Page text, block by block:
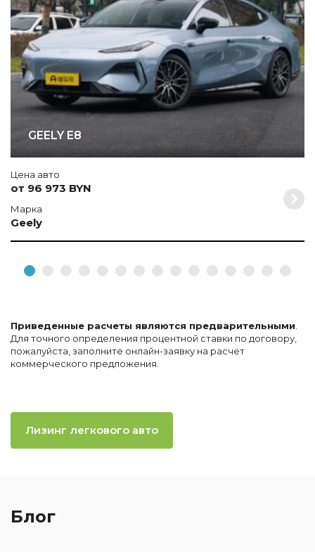
GEELY E8
Цена авто
от 96 973 BYN
Марка
Geely
Приведенные расчеты являются предварительными
Для точного определения процентной ставки по договору,
пожалуйста, заполните онлайн-заявку на расчет
коммерческого предложения.
Лизинг легкового авто
Блог